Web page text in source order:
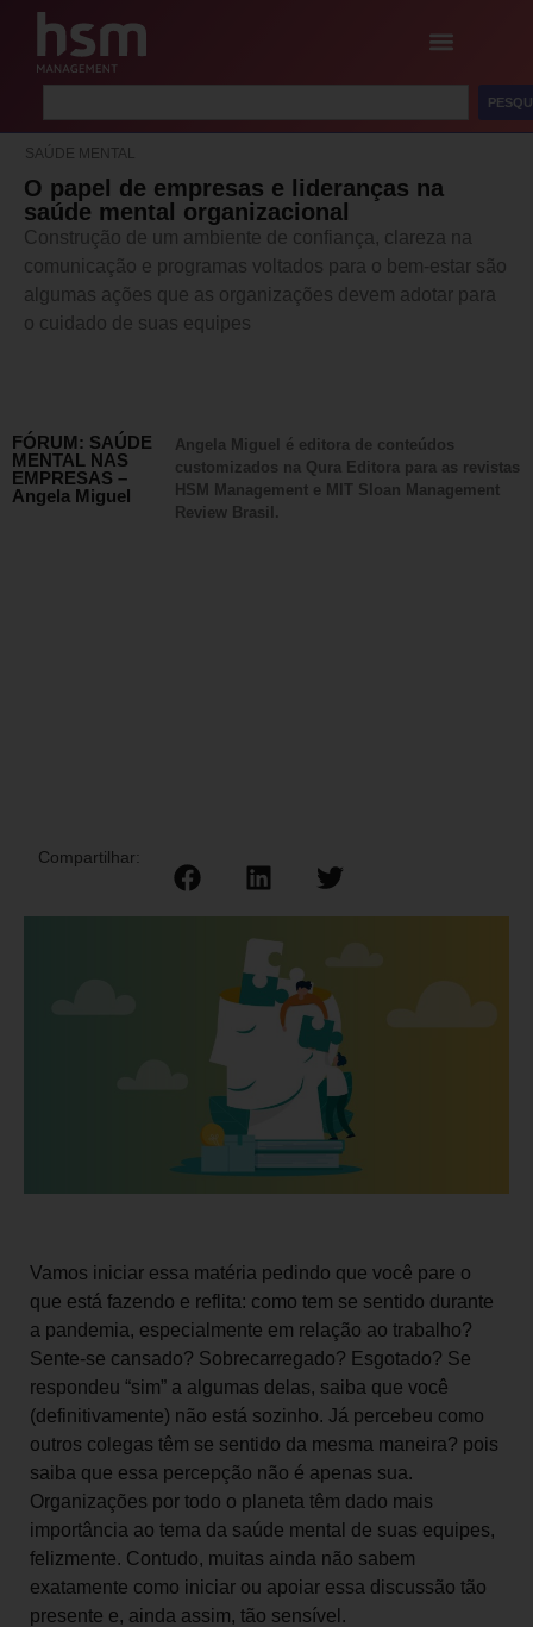
SAÚDE MENTAL
O papel de empresas e lideranças na
saúde mental organizacional
Construção de um ambiente de confiança, clareza na
comunicação e programas voltados para o bem-estar são
algumas ações que as organizações devem adotar para
o cuidado de suas equipes
FÓRUM: SAÚDE
MENTAL NAS
EMPRESAS –
Angela Miguel
Angela Miguel é editora de conteúdos
customizados na Qura Editora para as revistas
HSM Management e MIT Sloan Management
Review Brasil.
Compartilhar:
Vamos iniciar essa matéria pedindo que você pare o
que está fazendo e reflita: como tem se sentido durante
a pandemia, especialmente em relação ao trabalho?
Sente-se cansado? Sobrecarregado? Esgotado? Se
respondeu “sim” a algumas delas, saiba que você
(definitivamente) não está sozinho. Já percebeu como
outros colegas têm se sentido da mesma maneira? pois
saiba que essa percepção não é apenas sua.
Organizações por todo o planeta têm dado mais
importância ao tema da saúde mental de suas equipes,
felizmente. Contudo, muitas ainda não sabem
exatamente como iniciar ou apoiar essa discussão tão
presente e, ainda assim, tão sensível.